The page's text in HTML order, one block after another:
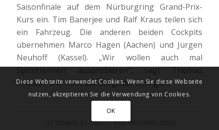
Saisonfinale auf dem Nürburgring Grand-Prix-
Kurs ein. Tim Banerjee und Ralf Kraus teilen sich
ein Fahrzeug. Die anderen beiden Cockpits
übernehmen Marco Hagen (Aachen) und Jürgen
Neuhoff (Kassel). „Wir wollen auch mal
Sprintrennen ausprobieren“, sagt Thomas
Theisen und hofft auf ein gutes Gelingen.
SEPTEMBER 30, 2025 VONMEDIANAUTIKER
Diese Webseite verwendet Cookies. Wenn Sie diese Webseite
nutzen, akzeptieren Sie die Verwendung von Cookies.
OK